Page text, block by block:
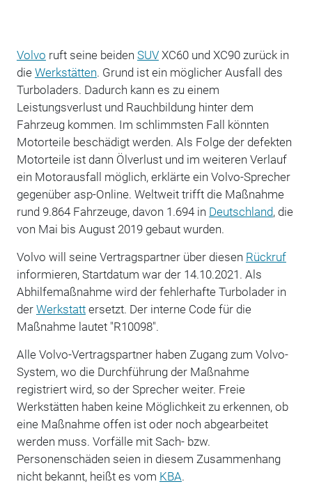
Volvo ruft seine beiden SUVXC60 und XC90 zurück in
die Werkstätten. Grund ist ein möglicher Ausfall des
Turboladers. Dadurch kann es zu einem
Leistungsverlust und Rauchbildung hinter dem
Fahrzeug kommen. Im schlimmsten Fall könnten
Motorteile beschädigt werden. Als Folge der defekten
Motorteile ist dann Ölverlust und im weiteren Verlauf
ein Motorausfall möglich, erklärte ein Volvo-Sprecher
gegenüber asp-Online. Weltweit trifft die Maßnahme
rund 9.864 Fahrzeuge, davon 1.694 in Deutschland, die
von Mai bis August 2019 gebaut wurden.
Volvo will seine Vertragspartner über diesen Rückruf
informieren, Startdatum war der 14.10.2021. Als
Abhilfemaßnahme wird der fehlerhafte Turbolader in
der Werkstattersetzt. Der interne Code für die
Maßnahme lautet "R10098".
Alle Volvo-Vertragspartner haben Zugang zum Volvo-
System, wo die Durchführung der Maßnahme
registriert wird, so der Sprecher weiter. Freie
Werkstätten haben keine Möglichkeit zu erkennen, ob
eine Maßnahme offen ist oder noch abgearbeitet
werden muss. Vorfälle mit Sach- bzw.
Personenschäden seien in diesem Zusammenhang
nicht bekannt, heißt es vom KBA.